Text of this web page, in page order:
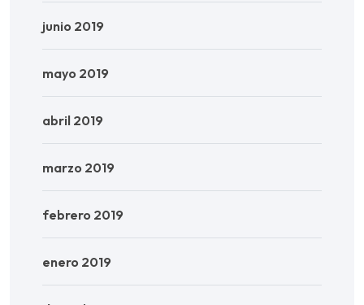
junio 2019
mayo 2019
abril 2019
marzo 2019
febrero 2019
enero 2019